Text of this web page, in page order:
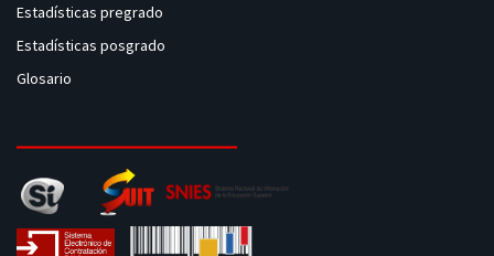
Estadísticas pregrado
Estadísticas posgrado
Glosario